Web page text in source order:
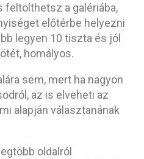
feltölthetsz a galériába,
előtérbe helyezni
legyen 10 tiszta és jól
homályos.
sem, mert ha nagyon
az is elveheti az
alapján választanának
oldalról